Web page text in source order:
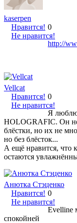
kaserpen
Нравится!
Не нравится!
0
http://
Vellcat
Нравится!
Не нравится!
0
Я люблю
HOLOGRAFIC. Он
блёстки, но их не
но без блёсток...
А ещё нравится, что
остаются
Анютка Стэценко
Нравится!
Не нравится!
0
Evelline
спокойней